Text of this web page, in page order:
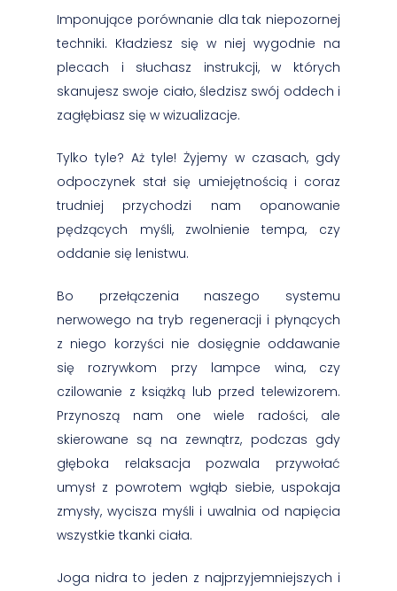
Imponujące porównanie dla tak niepozornej
techniki. Kładziesz się w niej wygodnie na
plecach i słuchasz instrukcji, w których
skanujesz swoje ciało, śledzisz swój oddech i
zagłębiasz się w wizualizacje.
Tylko tyle? Aż tyle! Żyjemy w czasach, gdy
odpoczynek stał się umiejętnością i coraz
trudniej przychodzi nam opanowanie
pędzących myśli, zwolnienie tempa, czy
oddanie się lenistwu.
Bo przełączenia naszego systemu
nerwowego na tryb regeneracji i płynących
z niego korzyści nie dosięgnie oddawanie
się rozrywkom przy lampce wina, czy
czilowanie z książką lub przed telewizorem.
Przynoszą nam one wiele radości, ale
skierowane są na zewnątrz, podczas gdy
głęboka relaksacja pozwala przywołać
umysł z powrotem wgłąb siebie, uspokaja
zmysły, wycisza myśli i uwalnia od napięcia
wszystkie tkanki ciała.
Joga nidra to jeden z najprzyjemniejszych i